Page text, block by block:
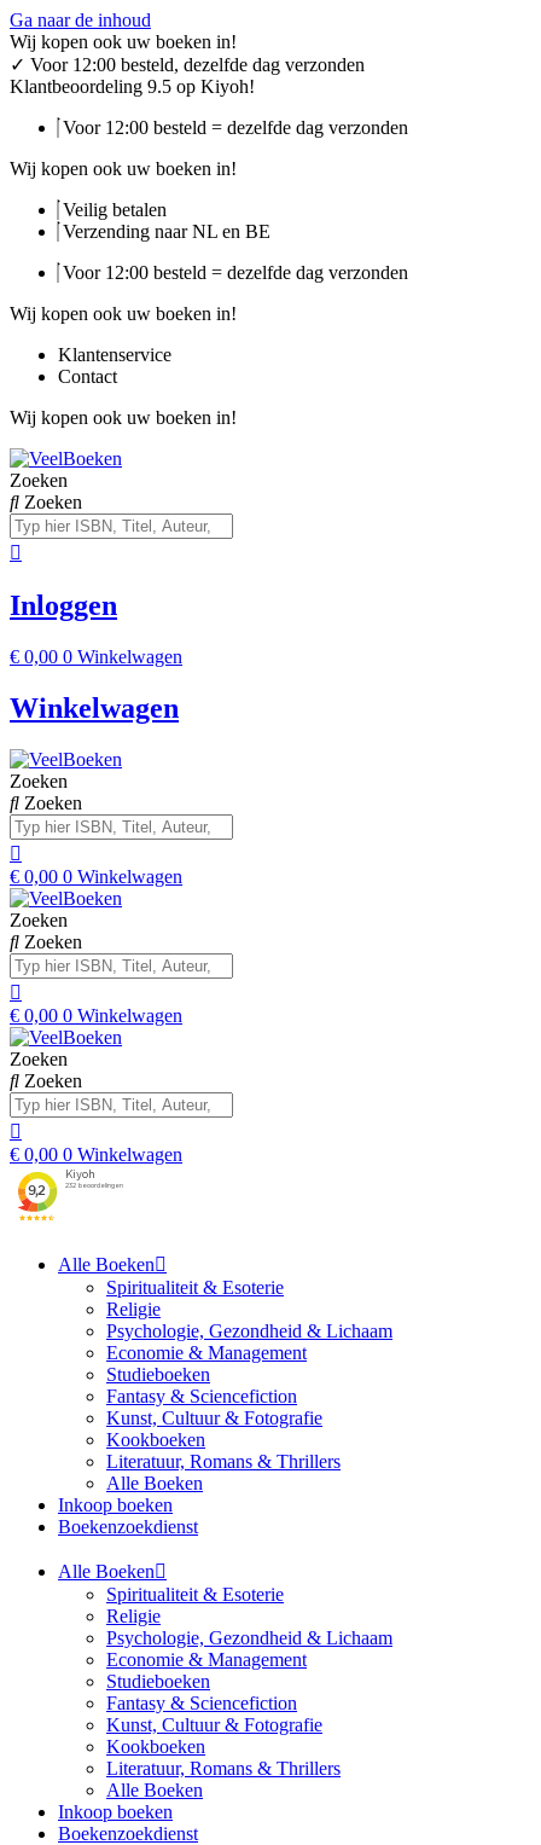
Ga naar de inhoud
Wij kopen ook uw boeken in!
✓ Voor 12:00 besteld, dezelfde dag verzonden
Klantbeoordeling 9.5 op Kiyoh!
Voor 12:00 besteld = dezelfde dag verzonden
Wij kopen ook uw boeken in!
Veilig betalen
Verzending naar NL en BE
Voor 12:00 besteld = dezelfde dag verzonden
Wij kopen ook uw boeken in!
Klantenservice
Contact
Wij kopen ook uw boeken in!
Zoeken
Zoeken
Inloggen
€ 0,00 0 Winkelwagen
Winkelwagen
Zoeken
Zoeken
€ 0,00 0 Winkelwagen
Zoeken
Zoeken
€ 0,00 0 Winkelwagen
Zoeken
Zoeken
€ 0,00 0 Winkelwagen
Alle Boeken
Spiritualiteit & Esoterie
Religie
Psychologie, Gezondheid & Lichaam
Economie & Management
Studieboeken
Fantasy & Sciencefiction
Kunst, Cultuur & Fotografie
Kookboeken
Literatuur, Romans & Thrillers
Alle Boeken
Inkoop boeken
Boekenzoekdienst
Alle Boeken
Spiritualiteit & Esoterie
Religie
Psychologie, Gezondheid & Lichaam
Economie & Management
Studieboeken
Fantasy & Sciencefiction
Kunst, Cultuur & Fotografie
Kookboeken
Literatuur, Romans & Thrillers
Alle Boeken
Inkoop boeken
Boekenzoekdienst